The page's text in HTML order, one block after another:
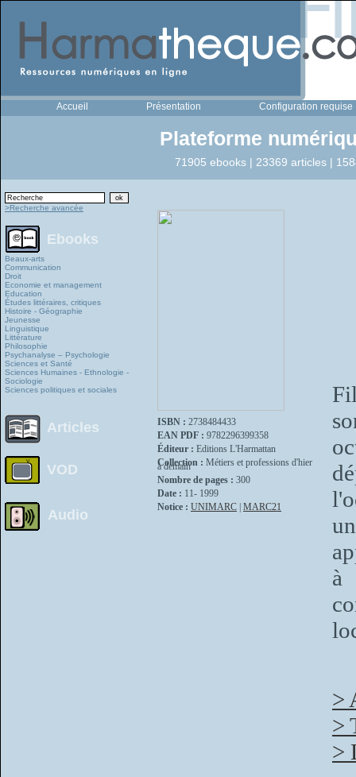
Accueil Présentation Configuration requise
Plateforme
71905 ebooks | 23369 articles |
>Recherche avancée
Ebooks
Beaux-arts
Communication
Droit
Economie et management
Education
Études littéraires, critiques
Histoire - Géographie
Jeunesse
Linguistique
Littérature
Philosophie
Psychanalyse – Psychologie
Sciences et Santé
Sciences Humaines - Ethnologie -
Sociologie
Sciences politiques et sociales
Articles
VOD
Audio
ISBN : 2738484433
EAN PDF : 9782296399358
Éditeur : Editions L'Harmattan
Collection : Métiers et professions d'hier
à demain
Nombre de pages : 300
Date : 11- 1999
Notice : UNIMARC MARC21
à
>
>
>